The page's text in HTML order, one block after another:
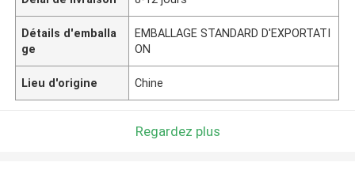
Détails d'emballa
ge
EMBALLAGE STANDARD D'EXPORTATI
ON
Lieu d'origine Chine
Regardez plus